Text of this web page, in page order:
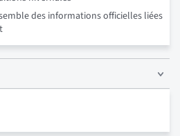
des informations officielles liées